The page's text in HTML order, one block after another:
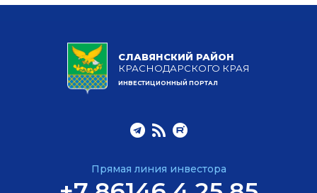
СЛАВЯНСКИЙ РАЙОН
КРАСНОДАРСКОГО КРАЯ
ИНВЕСТИЦИОННЫЙ ПОРТАЛ
Прямая линия инвестора